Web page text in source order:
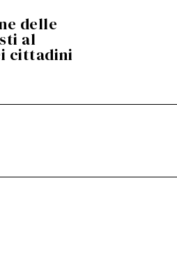
delle
al
cittadini